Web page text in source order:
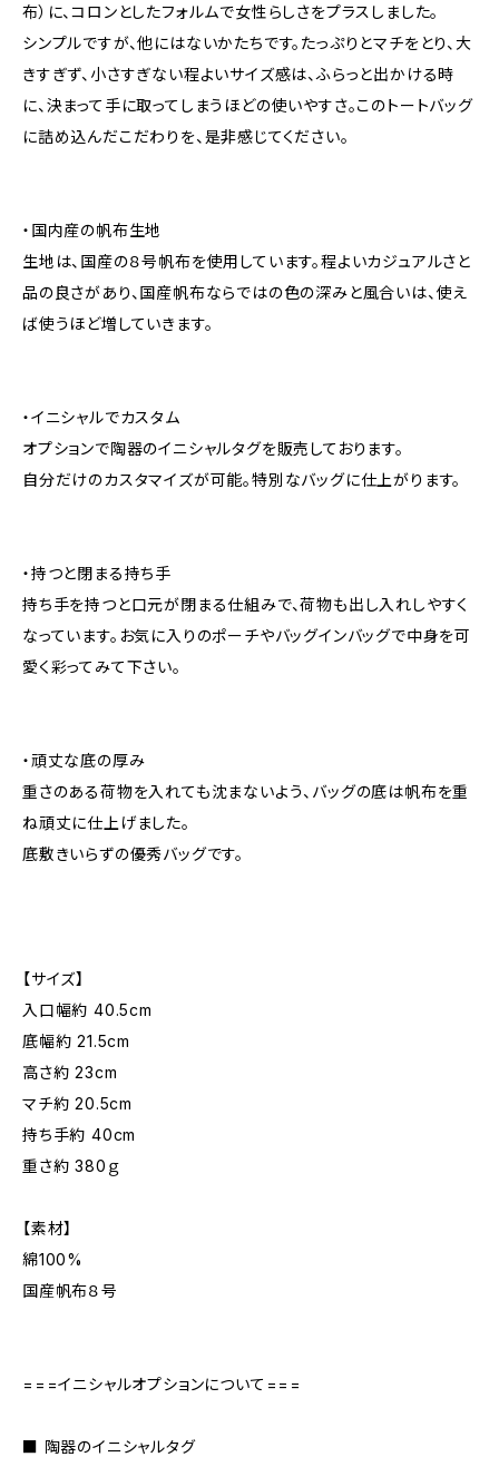
布）に、コロンとしたフォルムで女性らしさをプラスしました。
シンプルですが、他にはないかたちです。たっぷりとマチをとり、大
きすぎず、小さすぎない程よいサイズ感は、ふらっと出かける時
に、決まって手に取ってしまうほどの使いやすさ。このトートバッグ
に詰め込んだこだわりを、是非感じてください。
・国内産の帆布生地
生地は、国産の８号帆布を使用しています。程よいカジュアルさと
品の良さがあり、国産帆布ならではの色の深みと風合いは、使え
ば使うほど増していきます。
・イニシャルでカスタム
オプションで陶器のイニシャルタグを販売しております。
自分だけのカスタマイズが可能。特別なバッグに仕上がります。
・持つと閉まる持ち手
持ち手を持つと口元が閉まる仕組みで、荷物も出し入れしやすく
なっています。お気に入りのポーチやバッグインバッグで中身を可
愛く彩ってみて下さい。
・頑丈な底の厚み
重さのある荷物を入れても沈まないよう、バッグの底は帆布を重
ね頑丈に仕上げました。
底敷きいらずの優秀バッグです。
【サイズ】
入口幅約 40.5cm
底幅約 21.5cm
高さ約 23cm
マチ約 20.5cm
持ち手約 40cm
重さ約 380ｇ
【素材】
綿100%
国産帆布８号
===イニシャルオプションについて===
■ 陶器のイニシャルタグ